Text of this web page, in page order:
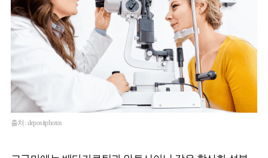
출처: depositphotos